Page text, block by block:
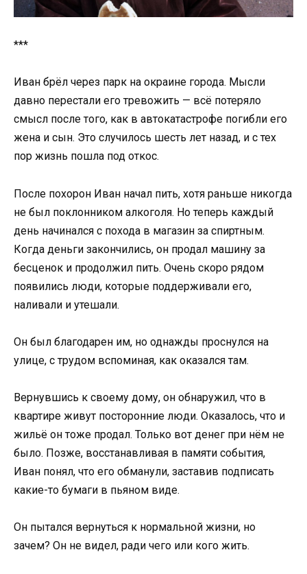
***
Иван брёл через парк на окраине города. Мысли
давно перестали его тревожить — всё потеряло
смысл после того, как в автокатастрофе погибли его
жена и сын. Это случилось шесть лет назад, и с тех
пор жизнь пошла под откос.
После похорон Иван начал пить, хотя раньше никогда
не был поклонником алкоголя. Но теперь каждый
день начинался с похода в магазин за спиртным.
Когда деньги закончились, он продал машину за
бесценок и продолжил пить. Очень скоро рядом
появились люди, которые поддерживали его,
наливали и утешали.
Он был благодарен им, но однажды проснулся на
улице, с трудом вспоминая, как оказался там.
Вернувшись к своему дому, он обнаружил, что в
квартире живут посторонние люди. Оказалось, что и
жильё он тоже продал. Только вот денег при нём не
было. Позже, восстанавливая в памяти события,
Иван понял, что его обманули, заставив подписать
какие-то бумаги в пьяном виде.
Он пытался вернуться к нормальной жизни, но
зачем? Он не видел, ради чего или кого жить.